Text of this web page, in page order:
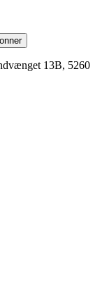
13B, 5260